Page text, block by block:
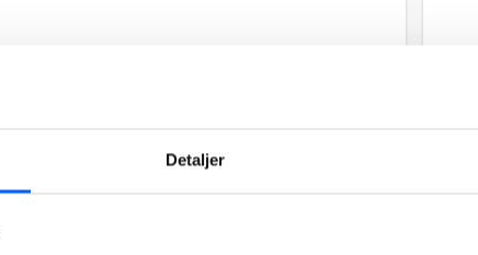
Detaljer
2021